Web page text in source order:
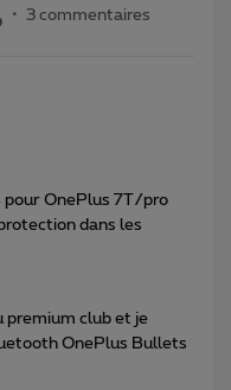
3 commentaires
pour OnePlus 7T/pro
dans les
premium club et je
OnePlus Bullets